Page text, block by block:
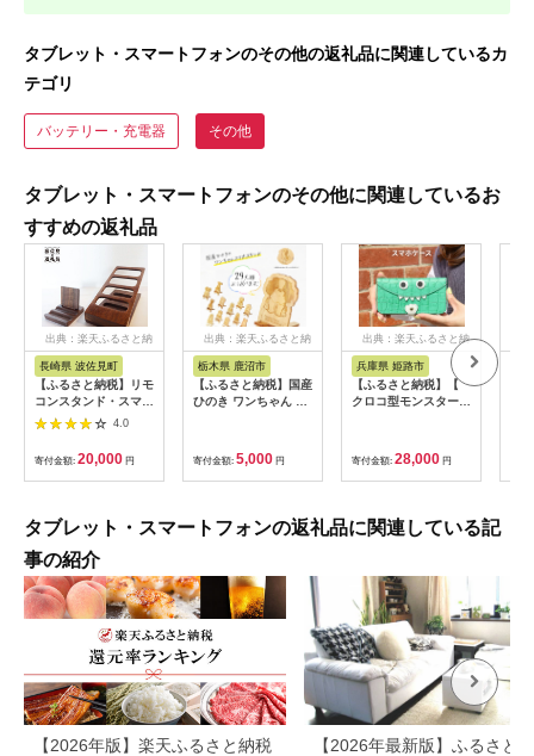
タブレット・スマートフォンのその他の返礼品に関連しているカ
テゴリ
バッテリー・充電器 その他
タブレット・スマートフォンのその他に関連しているお
すすめの返礼品
出典：楽天ふるさと納
長崎県 波佐見町
【ふるさと納税】リモ
コンスタンド・スマホ
スタンド【木の工房あ
4.0
寄付金額: 20,000 円
出典：楽天ふるさと納
栃木県 鹿沼市
【ふるさと納税】国産
ひのき ワンちゃん ス
スタンド スマホ 栃木
県 鹿沼市 ※沖縄・離
島への配送不可
寄付金額: 5,000 円
出典：楽天ふるさと納
兵庫県 姫路市
【ふるさと納税】【
クロコ型モンスタース
せたくなるモンスター
スマホケース【
iphone / android 】
押し ホール加工可
寄付金額: 28,000 円
タブレット・スマートフォンの返礼品に関連している記
事の紹介
【2026年版】楽天ふるさと納税
【2026年最新版】ふるさと